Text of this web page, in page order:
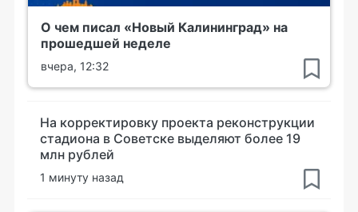
О чем писал «Новый Калининград» на
прошедшей неделе
вчера, 12:32
На корректировку проекта реконструкции
стадиона в Советске выделяют более 19
млн рублей
1 минуту назад